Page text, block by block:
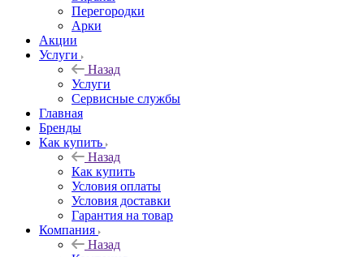
Перегородки
Арки
Акции
Услуги
Назад
Услуги
Сервисные службы
Главная
Бренды
Как купить
Назад
Как купить
Условия оплаты
Условия доставки
Гарантия на товар
Компания
Назад